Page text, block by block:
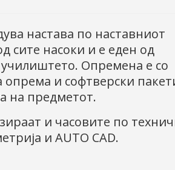
настава по наставниот
сите насоки и е еден од
училиштето. Опремена е со
опрема и софтверски
на предметот.
и часовите по
и AUTO CAD.